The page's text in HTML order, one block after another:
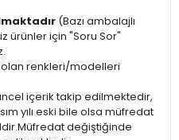
(Bazı ambalajlı
ürünler için "Soru Sor"
olan renkleri/modelleri
içerik takip edilmektedir,
yılı eski bile olsa müfredat
değiştiğinde